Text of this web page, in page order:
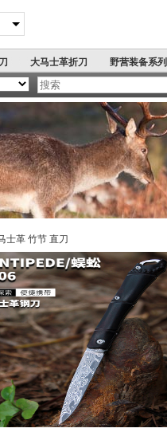
大马士革折刀
野营装备系列
甩刀
弹簧跳刀
户
手
士革 竹节 直刀